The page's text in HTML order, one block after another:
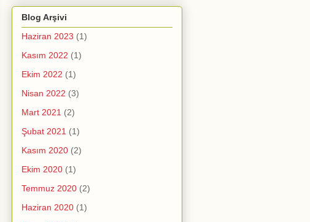
Blog Arşivi
Haziran 2023 (1)
Kasım 2022 (1)
Ekim 2022 (1)
Nisan 2022 (3)
Mart 2021 (2)
Şubat 2021 (1)
Kasım 2020 (2)
Ekim 2020 (1)
Temmuz 2020 (2)
Haziran 2020 (1)